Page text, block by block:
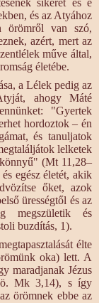
sikerét és e
és az Atyához
örömről van szó,
azért, mert az
műve által,
életébe.
a Lélek pedig az
ahogy Máté
"Gyertek
hordoztok – én
és tanuljatok
lelketek
(Mt 11,28–
egész életét, akik
őket, azok
ürességtől és az
megszületik és
buzdítás, 1).
élte
oka) lett. A
maradjanak Jézus
Mk 3,14), s így
örömnek ebbe az